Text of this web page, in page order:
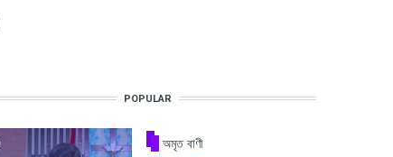
POPULAR
অমৃত বাণী